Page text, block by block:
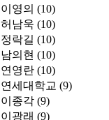
이영의 (10)
허남욱 (10)
정락길 (10)
남의현 (10)
연영란 (10)
연세대학교 (9)
이종각 (9)
이광래 (9)